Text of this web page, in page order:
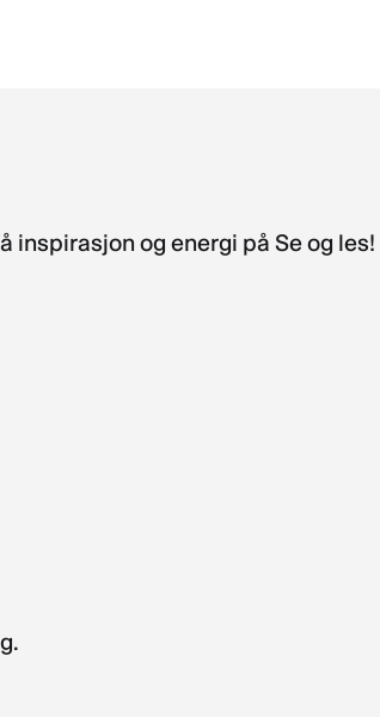
og energi på Se og